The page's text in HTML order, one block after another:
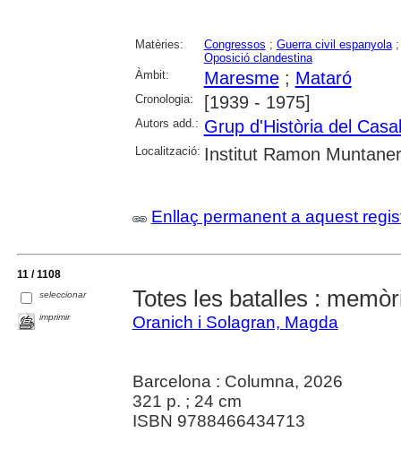
Matèries: Congressos ; Guerra civil espanyola
Oposició clandestina
Àmbit:
Maresme; Mataró
Cronologia: [1939 - 1975]
Autors add.: Grup d'Història del
Localització: Institut Ramon Muntaner
Enllaç permanent a aquest
11 / 1108
seleccionar
imprimir
Totes les batalles :
Oranich i Solagran, Magda
Barcelona : Columna, 2026
321 p. ; 24 cm
ISBN 9788466434713